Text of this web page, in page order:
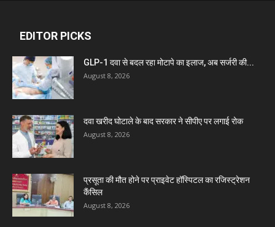
Dava India
Invision Pharma Limited
Marxx Pharma
Mcneil & Argus Pharmaceuticals Limited
EDITOR PICKS
GLP-1 दवा से बदल रहा मोटापे का इलाज, अब सर्जरी की...
August 8, 2026
दवा खरीद घोटाले के बाद सरकार ने सीपीए पर लगाई रोक
August 8, 2026
प्रसूता की मौत होने पर प्राइवेट हॉस्पिटल का रजिस्ट्रेशन
कैंसिल
August 8, 2026